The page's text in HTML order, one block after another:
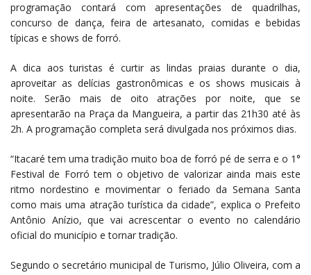
programação contará com apresentações de quadrilhas,
concurso de dança, feira de artesanato, comidas e bebidas
típicas e shows de forró.
A dica aos turistas é curtir as lindas praias durante o dia,
aproveitar as delícias gastronômicas e os shows musicais à
noite. Serão mais de oito atrações por noite, que se
apresentarão na Praça da Mangueira, a partir das 21h30 até às
2h. A programação completa será divulgada nos próximos dias.
“Itacaré tem uma tradição muito boa de forró pé de serra e o 1°
Festival de Forró tem o objetivo de valorizar ainda mais este
ritmo nordestino e movimentar o feriado da Semana Santa
como mais uma atração turística da cidade”, explica o Prefeito
Antônio Anízio, que vai acrescentar o evento no calendário
oficial do município e tornar tradição.
Segundo o secretário municipal de Turismo, Júlio Oliveira, com a